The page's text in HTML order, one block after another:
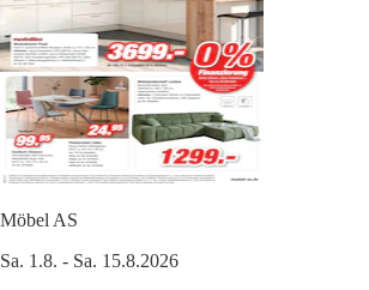
Möbel AS
Sa. 1.8. - Sa. 15.8.2026